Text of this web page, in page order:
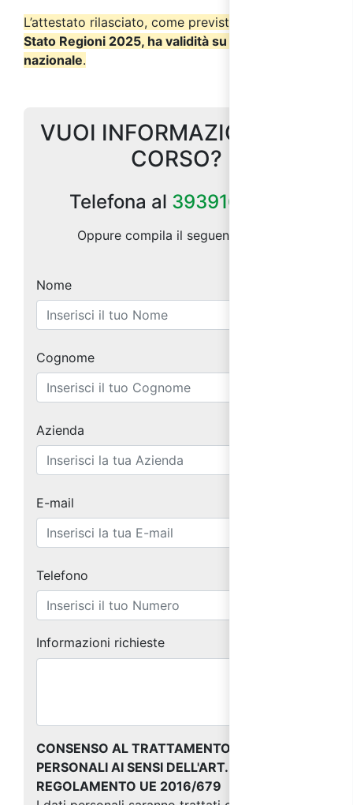
L’attestato rilasciato, come previsto dall’
Stato Regioni 2025, ha validità su tutto il territorio
nazionale.
VUOI INFORMAZIONI SUL
CORSO?
Telefona al 3939164185
Oppure compila il seguente form:
Nome
Cognome
Azienda
E-mail
Telefono
Informazioni richieste
CONSENSO AL TRATTAMENTO DEI DATI
PERSONALI AI SENSI DELL'ART. 13 DEL
REGOLAMENTO UE 2016/679